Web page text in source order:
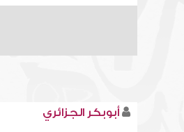
أبوبكر الجزائري